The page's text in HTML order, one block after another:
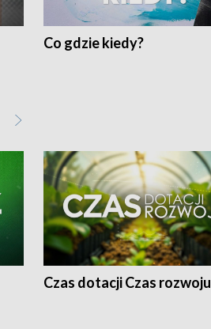
Co gdzie kiedy?
Czas dotacji Czas rozwoju